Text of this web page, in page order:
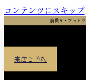
コンテンツにスキップ
前撮り・フォト
来店ご予約